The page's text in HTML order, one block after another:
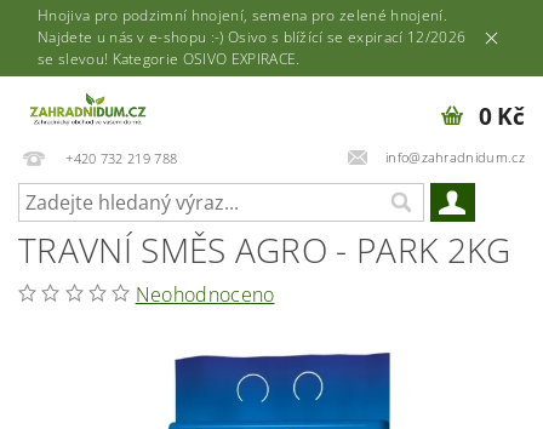
Hnojiva pro podzimní hnojení, semena pro zelené hnojení.
Najdete u nás v e-shopu :-) Osivo s blížící se expirací 12/2026
se slevou! Kategorie OSIVO EXPIRACE.
+420 732 219 788 info@zahradnidum.cz
0 Kč
TRAVNÍ SMĚS AGRO - PARK 2KG
Neohodnoceno